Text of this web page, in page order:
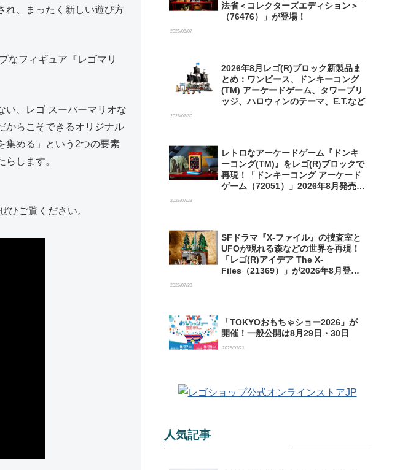
れ、まったく新しい遊び方
なフィギュア『レゴマリ
い、レゴ スーパーマリオな
からこそできるオリジナル
集める」という2つの要素
します。
ひご覧ください。
法省＜コレクターズエディション＞
（76476）」が登場！
2026/08/07
2026年8月レゴ(R)ブロック新製品ま
とめ：ワンピース、ドンキーコング
(TM) アーケードゲーム、タワーブリ
ッジ、ハロウィンのテーマ、E.T.など
2026/07/30
レトロなアーケードゲーム『ドンキ
ーコング(TM)』をレゴ(R)ブロックで
再現！「ドンキーコング アーケード
ゲーム（72051）」2026年8月発売
2026/07/23
SFドラマ『X-ファイル』の捜査室と
UFOが現れる森などの世界を再現！
「レゴ(R)アイデア The X-
Files（21369）」が2026年8月登場
2026/07/23
「TOKYOおもちゃショー2026」が
開催！一般公開は8月29日・30日
2026/07/21
人気記事